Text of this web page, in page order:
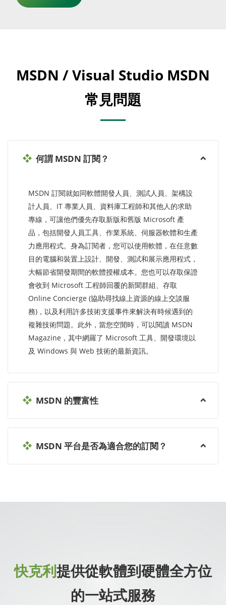
MSDN / Visual Studio MSDN
常見問題
何謂 MSDN 訂閱？
MSDN 訂閱就如同軟體開發人員、測試人員、架構設
計人員、IT 專業人員、資料庫工程師和其他人的求助
專線，可讓他們優先存取新版和舊版 Microsoft 產
品，包括開發人員工具、作業系統、伺服器軟體和生產
力應用程式。身為訂閱者，您可以使用軟體，在任意數
目的電腦和裝置上設計、開發、測試和展示應用程式，
大幅節省開發期間的軟體授權成本。您也可以存取保證
會收到 Microsoft 工程師回覆的新聞群組、存取
Online Concierge (協助尋找線上資源的線上交談服
務)，以及利用許多技術支援事件來解決有時候遇到的
複雜技術問題。此外，當您空閒時，可以閱讀 MSDN
Magazine，其中網羅了 Microsoft 工具、開發環境以
及 Windows 與 Web 技術的最新資訊。
MSDN 的豐富性
MSDN 平台是否為適合您的訂閱？
快克利提供從軟體到硬體全方位
的一站式服務